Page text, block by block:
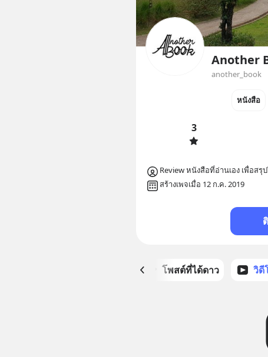
Another
another_book
หนังสือ
3
Review หนังสือที่อ่านเอง เพื่อส
สร้างเพจเมื่อ 12 ก.ค. 2019
โพสต์ที่ได้ดาว วิดี